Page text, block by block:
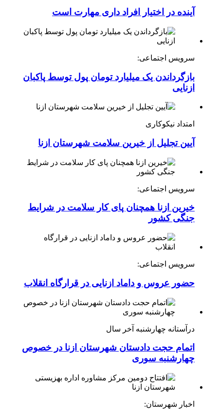
آینده در اختیار افراد داری مهارت است
سرویس اجتماعی:
بازگرداندن یک میلیارد تومان پول توسط پاکبان
ازنایی
امتداد نیکوکاری
آیین تجلیل از خیرین سلامت شهرستان ازنا
سرویس اجتماعی:
خیرین ازنا همچنان پای کار سلامت در شرایط
جنگی کشور
سرویس اجتماعی:
حضور عروس و داماد ازنایی در قرارگاه انقلاب
درآستانه چهارشنبه آخر سال
اتمام حجت دادستان شهرستان ازنا در خصوص
چهارشنبه ‌سوری
اخبار شهرستان: